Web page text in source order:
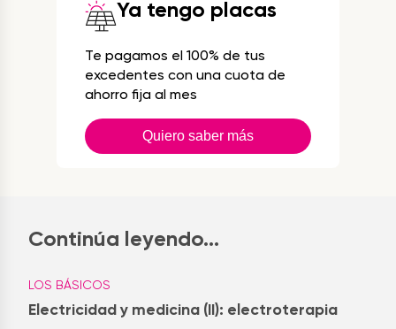
Ya tengo placas
Te pagamos el 100% de tus
excedentes con una cuota de
ahorro fija al mes
Quiero saber más
Continúa leyendo...
LOS BÁSICOS
Electricidad y medicina (II): electroterapia